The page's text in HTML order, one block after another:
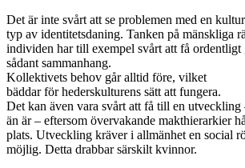
Det är inte svårt att se problemen med en
typ av identitetsdaning. Tanken på mänskliga
individen har till exempel svårt att få ordentligt
sådant sammanhang.
Kollektivets behov går alltid före, vilket
bäddar för hederskulturens sätt att fungera.
Det kan även vara svårt att få till en
än är – eftersom övervakande makthierarkier
plats. Utveckling kräver i allmänhet en social
möjlig. Detta drabbar särskilt kvinnor.